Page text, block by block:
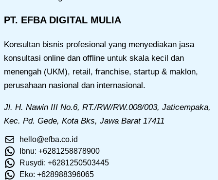
PT. EFBA DIGITAL MULIA
Konsultan bisnis profesional yang menyediakan jasa
konsultasi online dan offline untuk skala kecil dan
menengah (UKM), retail, franchise, startup & maklon,
perusahaan nasional dan internasional.
Jl. H. Nawin III No.6, RT./RW/RW.008/003, Jaticempaka,
Kec. Pd. Gede, Kota Bks, Jawa Barat 17411
hello@efba.co.id
Ibnu: +6281258878900
Rusydi: +6281250503445
Eko: +628988396065